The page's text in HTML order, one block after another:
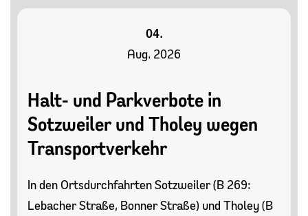
04.
Aug. 2026
Halt- und Parkverbote in
Sotzweiler und Tholey wegen
Transportverkehr
In den Ortsdurchfahrten Sotzweiler (B 269:
Lebacher Straße, Bonner Straße) und Tholey (B